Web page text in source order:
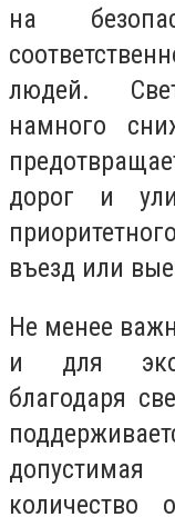
на
людей.
намного
дорог и
въезд или
Не менее
и для
благодаря
допустимая
количество